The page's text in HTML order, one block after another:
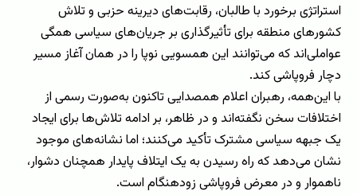
استراتژی برخورد با طالبان، رقابت‌های دیرینه حزبی و تلاش
کشورهای منطقه برای تأثیرگذاری بر جریان‌های سیاسی همگی
عواملی‌اند که می‌توانند این همسویی نوپا را در همان آغاز مسیر
دچار فروپاشی کند.
با این‌همه، رهبران اعلام همصدایی تاکنون به‌صورت رسمی از
اختلافات سخن نگفته‌اند و در ظاهر، بر ادامه تلاش‌ها برای ایجاد
یک جبهه سیاسی مشترک تأکید می‌کنند؛ اما نشانه‌های موجود
نشان می‌دهد که راه رسیدن به یک ایتلاف پایدار همچنان دشوار،
ناهموار و در معرض فروپاشی زودهنگام است.